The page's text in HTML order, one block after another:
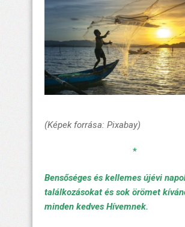
(Képek forrása: Pixabay)
*
Bensőséges és kellemes újévi
találkozásokat és sok örömet
minden kedves Hívemnek.